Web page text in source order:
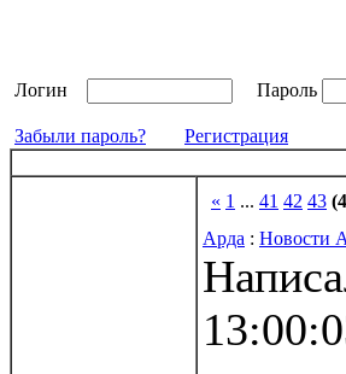
Логин Пароль
Забыли пароль? Регистрация
« 1 ... 41 42 43
Арда : Новости